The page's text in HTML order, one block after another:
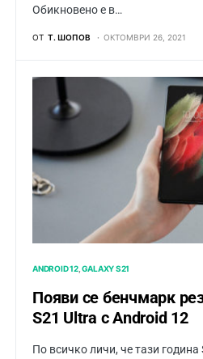
Обикновено е в…
ОТ Т. ШОПОВ ОКТОМВРИ 26, 2021
ANDROID 12 GALAXY S21
Появи се бенчмарк
S21 Ultra с Android 12
По всичко личи, че тази